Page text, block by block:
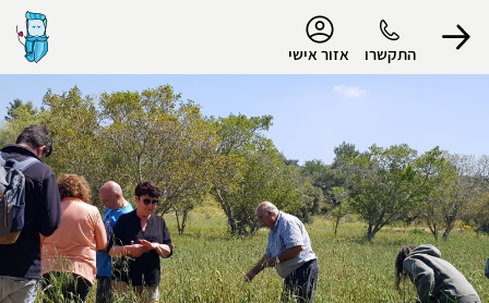
התקשרו אזור אישי
הפרופיל שלי
התנתק